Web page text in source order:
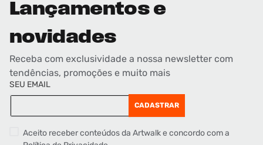
Lançamentos e
novidades
Receba com exclusividade a nossa newsletter com
tendências, promoções e muito mais
SEU EMAIL
CADASTRAR
Aceito receber conteúdos da Artwalk e concordo com a